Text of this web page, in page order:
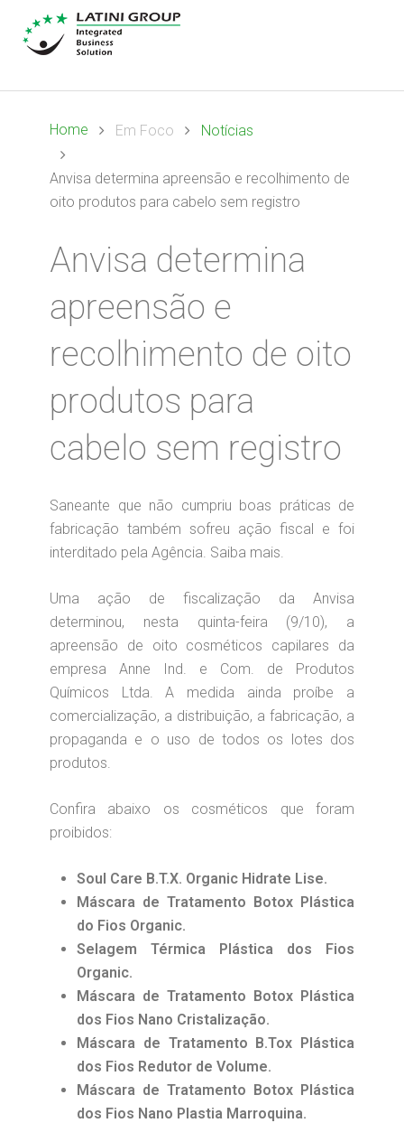
Home Em Foco Notícias
Anvisa determina apreensão e recolhimento de
oito produtos para cabelo sem registro
Anvisa determina
apreensão e
recolhimento de oito
produtos para
cabelo sem registro
Saneante que não cumpriu boas práticas de
fabricação também sofreu ação fiscal e foi
interditado pela Agência. Saiba mais.
Uma ação de fiscalização da Anvisa
determinou, nesta quinta-feira (9/10), a
apreensão de oito cosméticos capilares da
empresa Anne Ind. e Com. de Produtos
Químicos Ltda. A medida ainda proíbe a
comercialização, a distribuição, a fabricação, a
propaganda e o uso de todos os lotes dos
produtos.
Confira abaixo os cosméticos que foram
proibidos:
Soul Care B.T.X. Organic Hidrate Lise.
Máscara de Tratamento Botox Plástica
do Fios Organic.
Selagem Térmica Plástica dos Fios
Organic.
Máscara de Tratamento Botox Plástica
dos Fios Nano Cristalização.
Máscara de Tratamento B.Tox Plástica
dos Fios Redutor de Volume.
Máscara de Tratamento Botox Plástica
dos Fios Nano Plastia Marroquina.